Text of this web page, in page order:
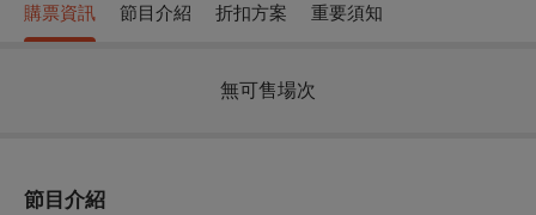
購票資訊 節目介紹 折扣方案 重要須知
無可售場次
節目介紹